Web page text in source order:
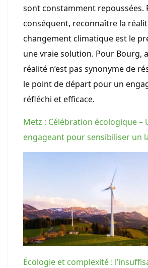
sont constamment repoussées.
conséquent, reconnaître la
changement climatique est le
une vraie solution. Pour Bourg,
réalité n’est pas synonyme de
le point de départ pour un
réfléchi et efficace.
Metz : Célébration écologique –
engageant pour sensibiliser un
Écologie et complexité :